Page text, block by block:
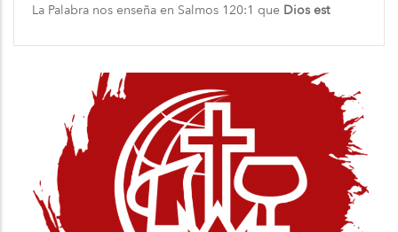
La Palabra nos enseña en Salmos 120:1 que Dios est